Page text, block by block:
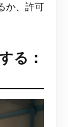
か、許可
る：